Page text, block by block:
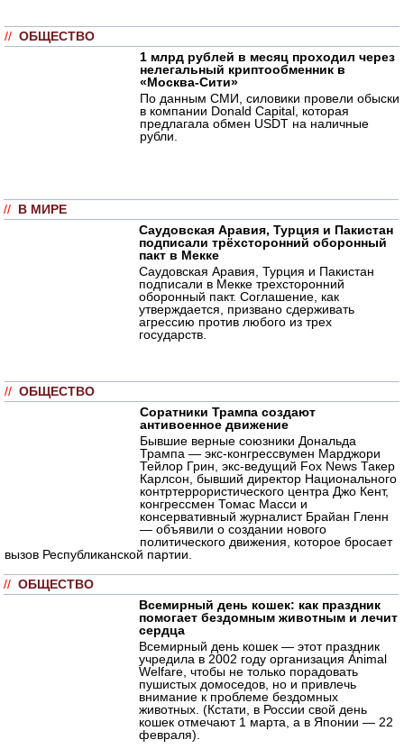
// ОБЩЕСТВО
1 млрд рублей в месяц проходил через
нелегальный криптообменник в
«Москва-Сити»
По данным СМИ, силовики провели обыски
в компании Donald Capital, которая
предлагала обмен USDT на наличные
рубли.
// В МИРЕ
Саудовская Аравия, Турция и Пакистан
подписали трёхсторонний оборонный
пакт в Мекке
Саудовская Аравия, Турция и Пакистан
подписали в Мекке трехсторонний
оборонный пакт. Соглашение, как
утверждается, призвано сдерживать
агрессию против любого из трех
государств.
// ОБЩЕСТВО
Соратники Трампа создают
антивоенное движение
Бывшие верные союзники Дональда
Трампа — экс-конгрессвумен Марджори
Тейлор Грин, экс-ведущий Fox News Такер
Карлсон, бывший директор Национального
контртеррористического центра Джо Кент,
конгрессмен Томас Масси и
консервативный журналист Брайан Гленн
— объявили о создании нового
политического движения, которое бросает
вызов Республиканской партии.
// ОБЩЕСТВО
Всемирный день кошек: как праздник
помогает бездомным животным и лечит
сердца
Всемирный день кошек — этот праздник
учредила в 2002 году организация Animal
Welfare, чтобы не только порадовать
пушистых домоседов, но и привлечь
внимание к проблеме бездомных
животных. (Кстати, в России свой день
кошек отмечают 1 марта, а в Японии — 22
февраля).